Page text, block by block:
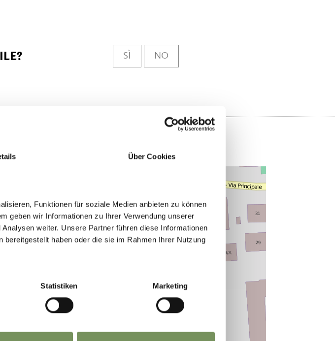
Über Cookies
Funktionen für soziale Medien anbieten zu können
geben wir Informationen zu Ihrer Verwendung unserer
weiter. Unsere Partner führen diese Informationen
haben oder die sie im Rahmen Ihrer Nutzung
Statistiken Marketing
SÌ NO